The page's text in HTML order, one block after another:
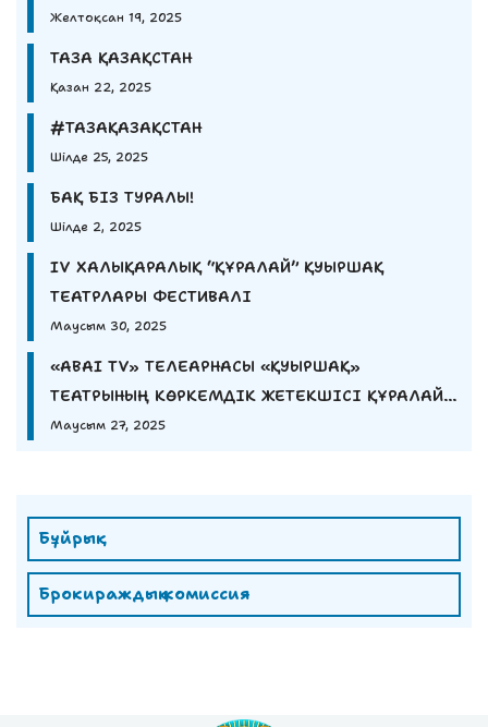
Желтоқсан 19, 2025
ТАЗА ҚАЗАҚСТАН
Қазан 22, 2025
#ТАЗАҚАЗАҚСТАН
Шілде 25, 2025
БАҚ БІЗ ТУРАЛЫ!
Шілде 2, 2025
IV ХАЛЫҚАРАЛЫҚ “ҚҰРАЛАЙ” ҚУЫРШАҚ
ТЕАТРЛАРЫ ФЕСТИВАЛІ
Маусым 30, 2025
«ABAI TV» ТЕЛЕАРНАСЫ «ҚУЫРШАҚ»
ТЕАТРЫНЫҢ КӨРКЕМДІК ЖЕТЕКШІСІ ҚҰРАЛАЙ
ЕШМҰРАТОВАНЫҢ СҰХБАТЫН ҰСЫНАДЫ
Маусым 27, 2025
Бұйрық
Брокираждық комиссия